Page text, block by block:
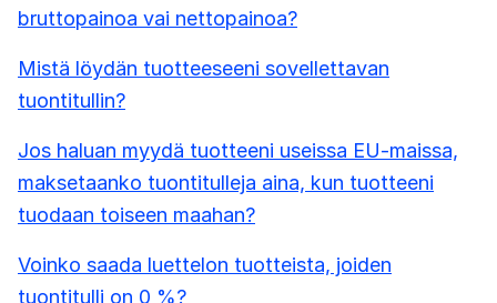
bruttopainoa vai nettopainoa?
Mistä löydän tuotteeseeni sovellettavan
tuontitullin?
Jos haluan myydä tuotteeni useissa EU-maissa,
maksetaanko tuontitulleja aina, kun tuotteeni
tuodaan toiseen maahan?
Voinko saada luettelon tuotteista, joiden
tuontitulli on 0 %?